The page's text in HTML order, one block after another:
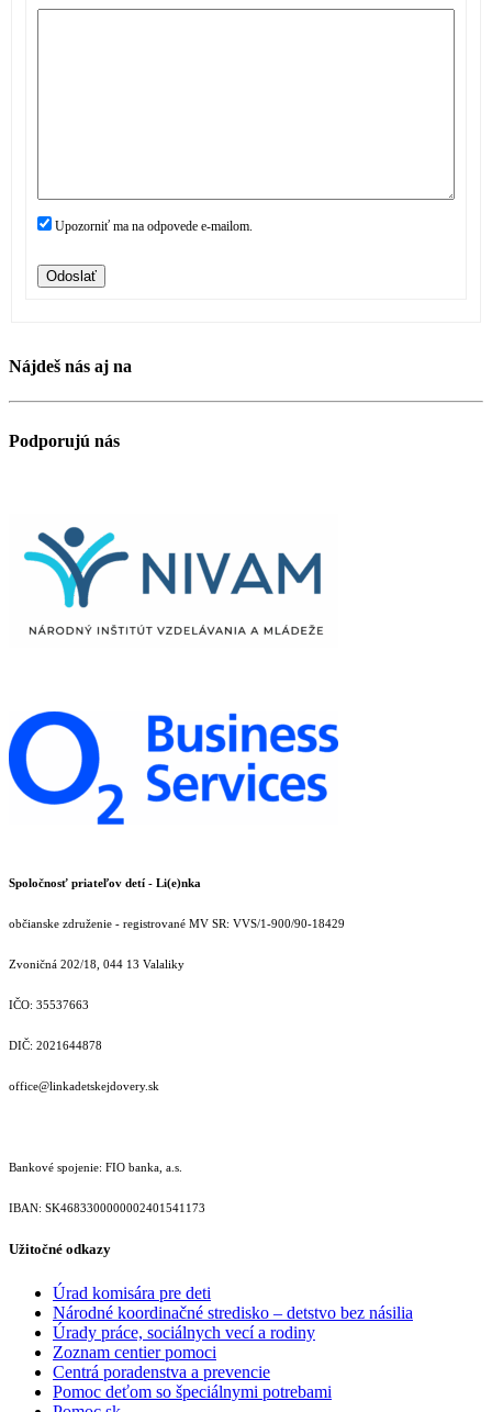
Upozorniť ma na odpovede e-mailom.
Odoslať
Nájdeš nás aj na
Podporujú nás
Spoločnosť priateľov detí - Li(e)nka
občianske združenie - registrované MV SR: VVS/1-900/90-18429
Zvoničná 202/18, 044 13 Valaliky
IČO: 35537663
DIČ: 2021644878
office@linkadetskejdovery.sk
Bankové spojenie: FIO banka, a.s.
IBAN: SK46833000000­02401541173
Užitočné odkazy
Úrad komisára pre deti
Národné koordinačné stredisko – detstvo bez násilia
Úrady práce, sociálnych vecí a rodiny
Zoznam centier pomoci
Centrá poradenstva a prevencie
Pomoc deťom so špeciálnymi potrebami